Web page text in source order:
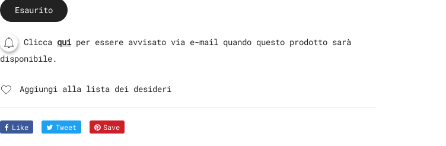
Esaurito
Clicca qui per essere avvisato via e-mail quando questo prodotto sarà
disponibile.
Aggiungi alla lista dei desideri
Like Tweet Save